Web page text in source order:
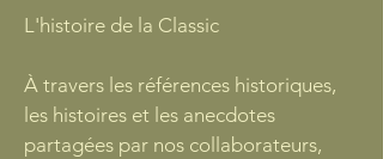
L'histoire de la Classic
À travers les références historiques,
les histoires et les anecdotes
partagées par nos collaborateurs,